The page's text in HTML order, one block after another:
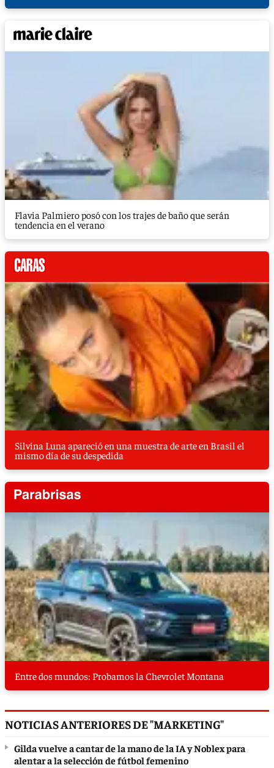
Flavia Palmiero posó con los trajes de baño que serán
tendencia en el verano
Silvina Luna apareció en una muestra de arte en Brasil el
mismo día de su despedida
Entre dos mundos: Probamos la Chevrolet Montana
NOTICIAS ANTERIORES DE "MARKETING"
Gilda vuelve a cantar de la mano de la IA y Noblex para
alentar a la selección de fútbol femenino